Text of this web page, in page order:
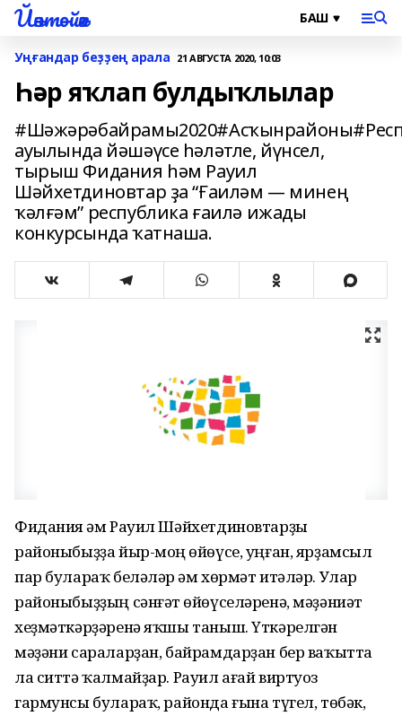
Йәнтөйәк
Уңғандар беҙҙең арала 21 АВГУСТА 2020, 10:03
Һәр яҡлап булдыҡлылар
ауылында йәшәүсе һәләтле, йүнсел,
тырыш Фидания һәм Рауил
Шәйхетдиновтар ҙа “Ғаиләм — минең
ҡәлғәм” республика ғаилә ижады
конкурсында ҡатнаша.
Фидания һәм Рауил Шәйхетдиновтарҙы
районыбыҙҙа йыр-моң һөйөүсе, уңған, ярҙамсыл
пар булараҡ беләләр һәм хөрмәт итәләр. Улар
районыбыҙҙың сәнғәт һөйөүселәренә, мәҙәниәт
хеҙмәткәрҙәренә яҡшы таныш. Үткәрелгән
мәҙәни сараларҙан, байрамдарҙан бер ваҡытта
ла ситтә ҡалмайҙар. Рауил ағай виртуоз
гармунсы булараҡ, районда ғына түгел, төбәк,